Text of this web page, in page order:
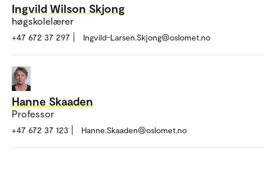
Ingvild Wilson Skjong
høgskolelærer
+47 672 37 297 Ingvild-Larsen.Skjong@oslomet.no
Hanne Skaaden
Professor
+47 672 37 123 Hanne.Skaaden@oslomet.no